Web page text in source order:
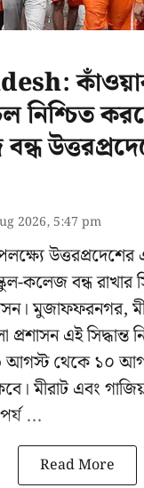
কাঁওয়ার
নিশ্চিত
2026, 5:47 pm
কলেজ বন্ধ রাখার
মুজাফফরনগর,
এই সিদ্ধান্ত
থেকে ১০
মীরাট এবং
...
Read More